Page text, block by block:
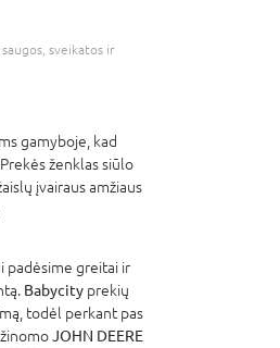
sveikatos ir
gamyboje, kad
ženklas siūlo
įvairaus amžiaus
padėsime greitai ir
Babycity prekių
todėl perkant pas
JOHN DEERE